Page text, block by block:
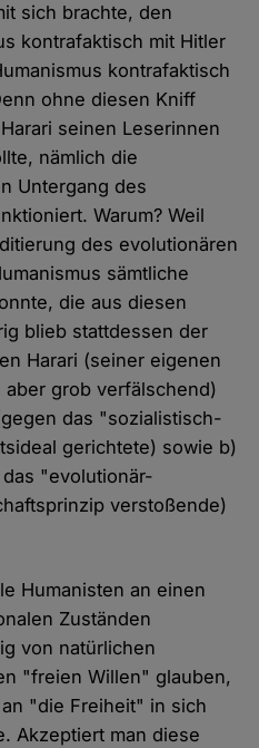
sich brachte, den
kontrafaktisch mit Hitler
kontrafaktisch
ohne diesen Kniff
seinen Leserinnen
nämlich die
Untergang des
Warum? Weil
des evolutionären
sämtliche
die aus diesen
blieb stattdessen der
Harari (seiner eigenen
grob verfälschend)
das "sozialistisch-
gerichtete) sowie b)
"evolutionär-
verstoßende)
Humanisten an einen
Zuständen
von natürlichen
"freien Willen" glauben,
"die Freiheit" in sich
Akzeptiert man diese